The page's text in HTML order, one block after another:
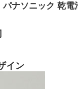
パナソニック 乾
イン